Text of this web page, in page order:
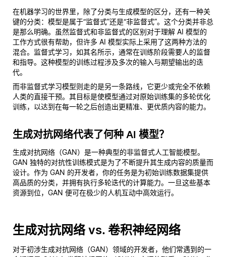
在机器学习的世界里，除了分类与生成模型的区分，还有一种关
键的分类：模型是属于“监督式”还是“非监督式”。这个分类并非总
是那么明确。虽然监督式和非监督式的区别对于理解 AI 模型的
工作方式很有帮助，但许多 AI 模型实际上采用了这两种方法的
混合。监督式学习，如其名所示，通常在训练阶段需要人的监督
和指导。这种模型的训练过程涉及多次的输入与期望输出的迭
代。
而非监督式学习模型则走的是另一条路线，它更少或完全不依赖
人类的直接干预。其目标是使模型通过对原始训练集的多轮优化
训练，以达到在每一轮之后创造出更精准、更优质内容的能力。
生成对抗网络代表了何种 AI 模型？
生成对抗网络（GAN）是一种典型的非监督式人工智能模型。
GAN 独特的对抗性训练模式是为了不断提升其生成内容的质量而
设计。作为 GAN 的开发者，你的任务是为初始训练数据集提供
高品质的分类，并拥有执行多轮迭代的计算能力。一旦这些基本
资源到位，GAN 便可在极少的人机互动中高效运行。
生成对抗网络 vs. 卷积神经网络
对于初涉生成对抗网络（GAN）领域的开发者，他们常遇到的一